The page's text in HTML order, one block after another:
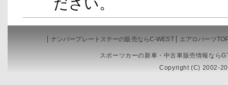
ナンバープレートステーの販売ならC-WEST エアロパーツ
スポーツカーの新車・中古車販売情報なら
Copyright (C) 2002-